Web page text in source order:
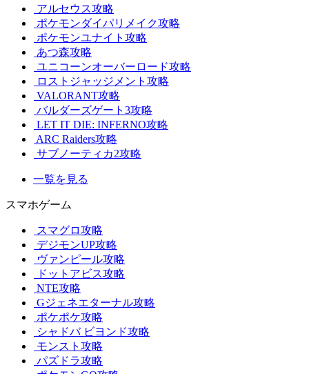
アルセウス攻略
ポケモンダイパリメイク攻略
ポケモンユナイト攻略
あつ森攻略
ユニコーンオーバーロード攻略
ロストジャッジメント攻略
VALORANT攻略
バルダーズゲート3攻略
LET IT DIE: INFERNO攻略
ARC Raiders攻略
サブノーティカ2攻略
一覧を見る
スマホゲーム
スマグロ攻略
デジモンUP攻略
ヴァンピール攻略
ドットアビス攻略
NTE攻略
Gジェネエターナル攻略
ポケポケ攻略
シャドバ ビヨンド攻略
モンスト攻略
パズドラ攻略